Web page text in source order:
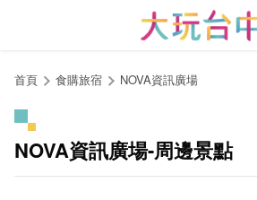
首頁 食購旅宿 NOVA資訊廣場
NOVA資訊廣場-周邊景點